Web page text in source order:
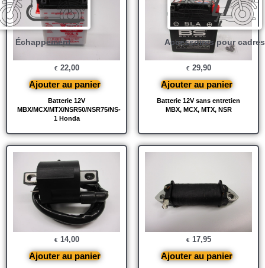
Échappement Accessoires pour cadres
Batterie 12V
MBX/MCX/MTX/NSR50/NSR75/NS-
1 Honda
€ 22,00
Ajouter au panier
Batterie 12V sans entretien
MBX, MCX, MTX, NSR
€ 29,90
Ajouter au panier
€ 14,00
Ajouter au panier
€ 17,95
Ajouter au panier